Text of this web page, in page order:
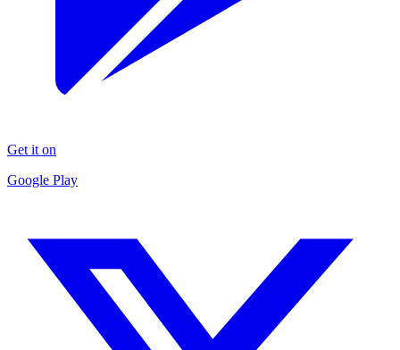
Get it on
Google Play